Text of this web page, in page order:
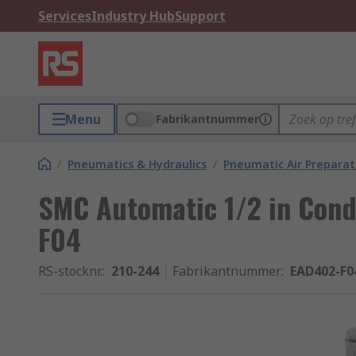
ServicesIndustry HubSupport
Menu Fabrikantnummer
/ Pneumatics & Hydraulics / Pneumatic Air
SMC Automatic 1/2 in
F04
RS-stocknr.: 210-244 Fabrikantnummer: EAD402-